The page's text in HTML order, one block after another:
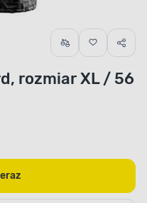
rozmiar XL / 56
teraz